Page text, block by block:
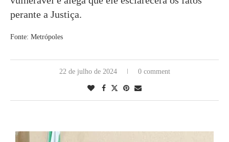
perante a Justiça.
Fonte: Metrópoles
22 de julho de 2024 0 comment